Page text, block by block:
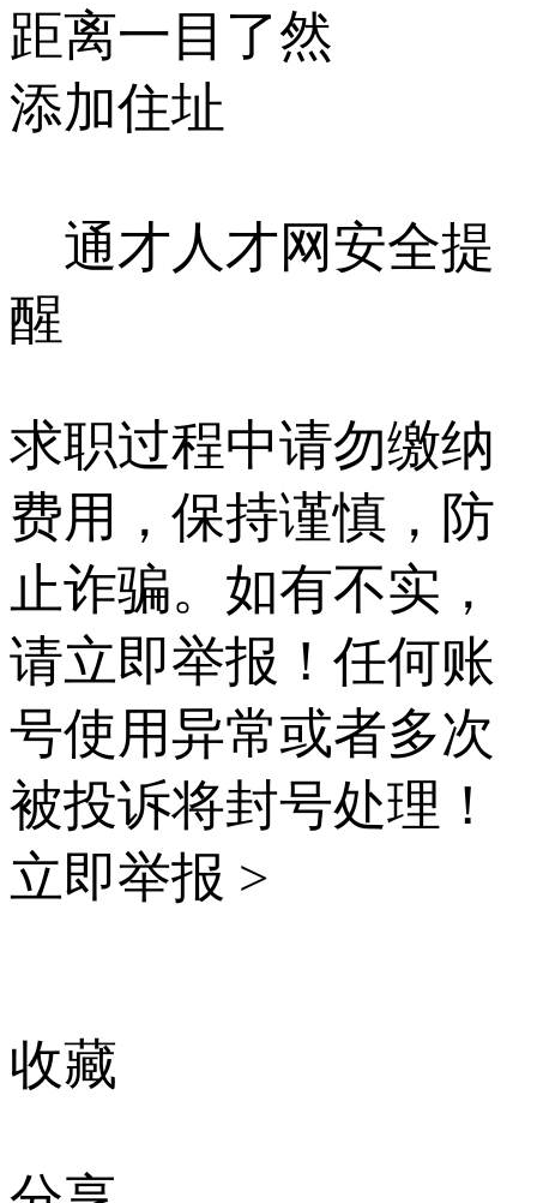
距离一目了然
添加住址
通才人才网安全提
醒
求职过程中请勿缴纳
费用，保持谨慎，防
止诈骗。如有不实，
请立即举报！任何账
号使用异常或者多次
被投诉将封号处理！
立即举报 >
收藏